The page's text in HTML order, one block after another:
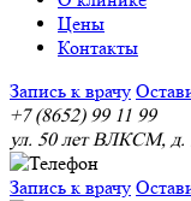
Цены
Контакты
Запись к врачу
+7 (8652) 99 11 99
ул. 50 лет ВЛКСМ, д.
Запись к врачу